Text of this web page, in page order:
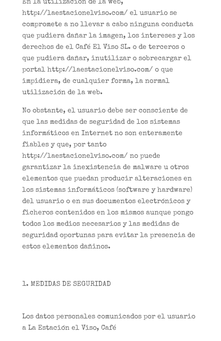
En la utilización de la web,
http://laestacionelviso.com/ el usuario se
compromete a no llevar a cabo ninguna conducta
que pudiera dañar la imagen, los intereses y los
derechos de el Café El Viso SL. o de terceros o
que pudiera dañar, inutilizar o sobrecargar el
portal http://laestacionelviso.com/ o que
impidiera, de cualquier forma, la normal
utilización de la web.
No obstante, el usuario debe ser consciente de
que las medidas de seguridad de los sistemas
informáticos en Internet no son enteramente
fiables y que, por tanto
http://laestacionelviso.com/ no puede
garantizar la inexistencia de malware u otros
elementos que puedan producir alteraciones en
los sistemas informáticos (software y hardware)
del usuario o en sus documentos electrónicos y
ficheros contenidos en los mismos aunque pongo
todos los medios necesarios y las medidas de
seguridad oportunas para evitar la presencia de
estos elementos dañinos.
MEDIDAS DE SEGURIDAD
Los datos personales comunicados por el usuario
a La Estación el Viso, Café